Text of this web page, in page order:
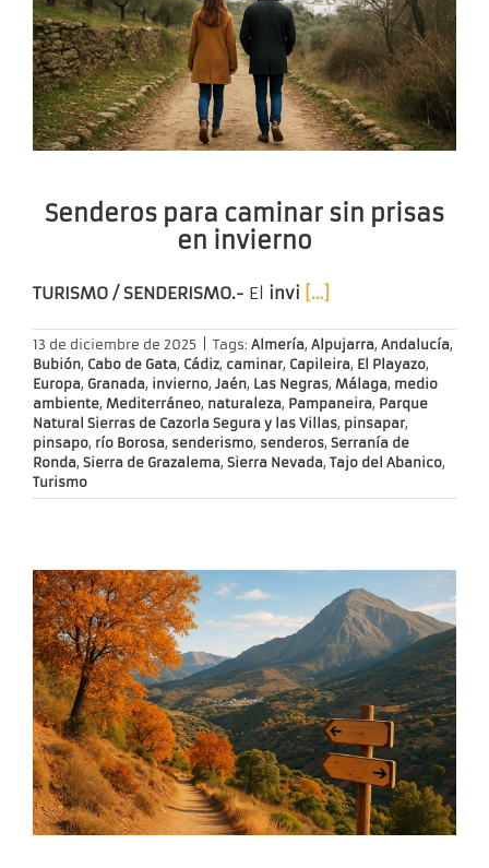
Senderos para caminar sin prisas
en invierno
TURISMO / SENDERISMO.- El invi […]
13 de diciembre de 2025 Tags: Almería, Alpujarra, Andalucía,
Bubión, Cabo de Gata, Cádiz, caminar, Capileira, El Playazo,
Europa, Granada, invierno, Jaén, Las Negras, Málaga, medio
ambiente, Mediterráneo, naturaleza, Pampaneira, Parque
Natural Sierras de Cazorla Segura y las Villas, pinsapar,
pinsapo, río Borosa, senderismo, senderos, Serranía de
Ronda, Sierra de Grazalema, Sierra Nevada, Tajo del Abanico,
Turismo